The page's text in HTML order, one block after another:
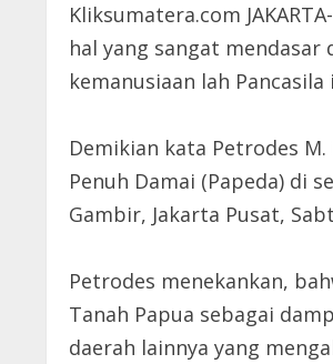
Kliksumatera.com
hal yang sangat
kemanusiaan lah
Demikian kata Petrodes
Penuh Damai (Papeda) di
Gambir, Jakarta Pusat,
Petrodes menekankan,
Tanah Papua sebagai
daerah lainnya yang